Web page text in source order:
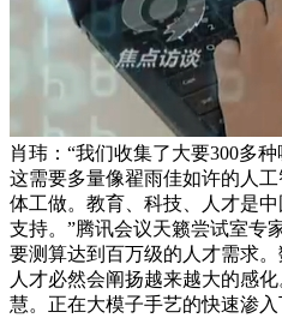
肖玮：“我们收集了大要300多
这需要多量像翟雨佳如许的人
体工做。教育、科技、人才是
支持。”腾讯会议天籁尝试室专
要测算达到百万级的人才需求
人才必然会阐扬越来越大的感
慧。正在大模子手艺的快速渗